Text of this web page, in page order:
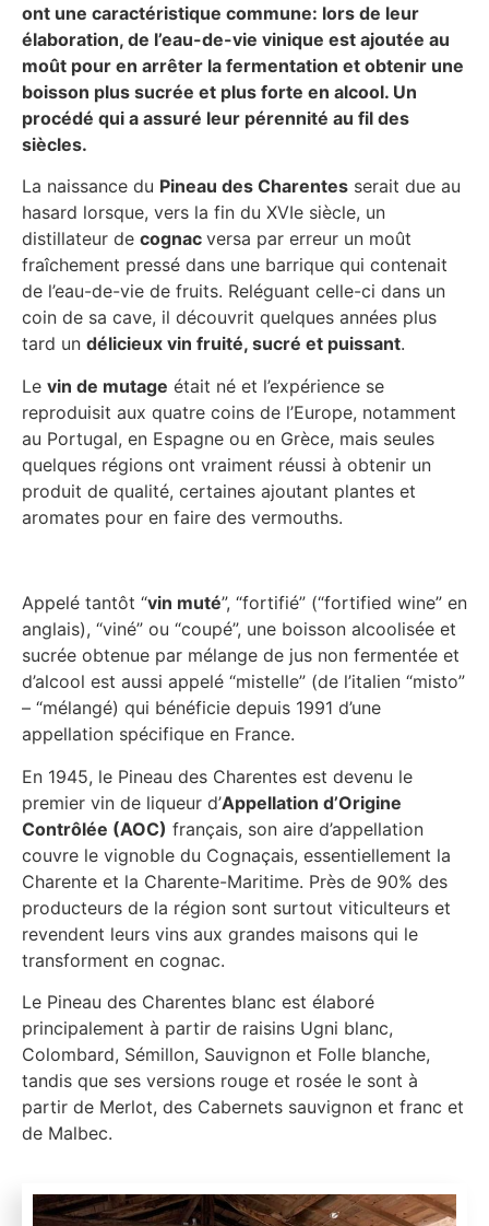
ont une caractéristique commune: lors de leur
élaboration, de l’eau-de-vie vinique est ajoutée au
moût pour en arrêter la fermentation et obtenir une
boisson plus sucrée et plus forte en alcool. Un
procédé qui a assuré leur pérennité au fil des
siècles.
La naissance du Pineau des Charentes serait due au
hasard lorsque, vers la fin du XVIe siècle, un
distillateur de cognac versa par erreur un moût
fraîchement pressé dans une barrique qui contenait
de l’eau-de-vie de fruits. Reléguant celle-ci dans un
coin de sa cave, il découvrit quelques années plus
tard un délicieux vin fruité, sucré et puissant.
Le vin de mutage était né et l’expérience se
reproduisit aux quatre coins de l’Europe, notamment
au Portugal, en Espagne ou en Grèce, mais seules
quelques régions ont vraiment réussi à obtenir un
produit de qualité, certaines ajoutant plantes et
aromates pour en faire des vermouths.
Appelé tantôt “vin muté”, “fortifié” (“fortified wine” en
anglais), “viné” ou “coupé”, une boisson alcoolisée et
sucrée obtenue par mélange de jus non fermentée et
d’alcool est aussi appelé “mistelle” (de l’italien “misto”
– “mélangé) qui bénéficie depuis 1991 d’une
appellation spécifique en France.
En 1945, le Pineau des Charentes est devenu le
premier vin de liqueur d’Appellation d’Origine
Contrôlée (AOC) français, son aire d’appellation
couvre le vignoble du Cognaçais, essentiellement la
Charente et la Charente-Maritime. Près de 90% des
producteurs de la région sont surtout viticulteurs et
revendent leurs vins aux grandes maisons qui le
transforment en cognac.
Le Pineau des Charentes blanc est élaboré
principalement à partir de raisins Ugni blanc,
Colombard, Sémillon, Sauvignon et Folle blanche,
tandis que ses versions rouge et rosée le sont à
partir de Merlot, des Cabernets sauvignon et franc et
de Malbec.